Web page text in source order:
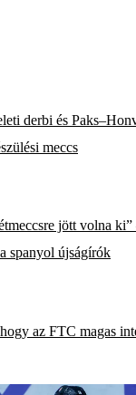
derbi és
meccs
jött volna
spanyol újságírók
az FTC magas